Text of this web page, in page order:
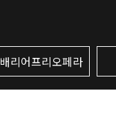
배리어프리오페라